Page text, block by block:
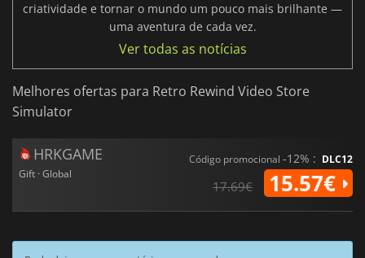
criatividade e tornar o mundo um pouco mais brilhante —
uma aventura de cada vez.
Ver todas as notícias
Melhores ofertas para Retro Rewind Video Store
Simulator
HRKGAME
Gift · Global
Código promocional -12% : DLC12
17.69€ 15.57€